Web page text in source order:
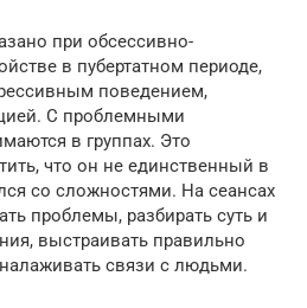
при обсессивно-
в пубертатном периоде,
поведением,
С проблемными
в группах. Это
что он не единственный в
со сложностями. На сеансах
проблемы, разбирать суть и
выстраивать правильно
связи с людьми.